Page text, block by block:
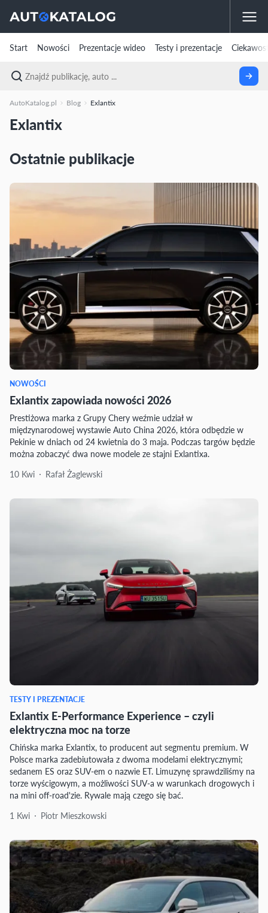
Start Nowości Prezentacje wideo Testy i prezentacje
AutoKatalog.pl Blog Exlantix
Exlantix
Ostatnie publikacje
NOWOŚCI
Exlantix zapowiada nowości 2026
Prestiżowa marka z Grupy Chery weźmie udział w
międzynarodowej wystawie Auto China 2026, która odbędzie w
Pekinie w dniach od 24 kwietnia do 3 maja. Podczas targów będzie
można zobaczyć dwa nowe modele ze stajni Exlantixa.
10 Kwi
Rafał Żaglewski
TESTY I PREZENTACJE
Exlantix E-Performance Experience – czyli
elektryczna moc na torze
Chińska marka Exlantix, to producent aut segmentu premium. W
Polsce marka zadebiutowała z dwoma modelami elektrycznymi;
sedanem ES oraz SUV-em o nazwie ET. Limuzynę sprawdziliśmy na
torze wyścigowym, a możliwości SUV-a w warunkach drogowych i
na mini off-road'zie. Rywale mają czego się bać.
1 Kwi
Piotr Mieszkowski